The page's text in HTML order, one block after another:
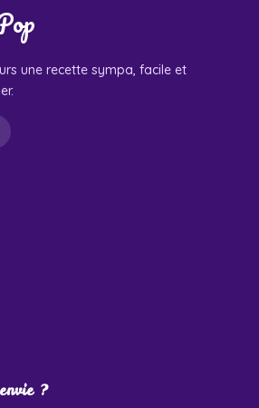
une recette sympa, facile et
?